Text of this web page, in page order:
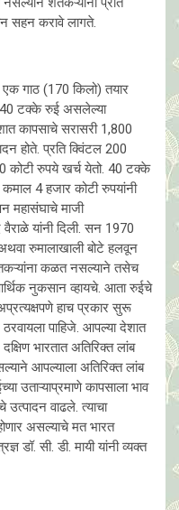
सहन करावे लागते.
गाठ (170 किलो) तयार
40 टक्के रुई असलेल्या
कापसाचे सरासरी 1,800
होते. प्रति क्विंटल 200
कोटी रुपये खर्च येतो. 40 टक्के
4 हजार कोटी रुपयांनी
महासंघाचे माजी
यांनी दिली. सन 1970
अथवा रुमालाखाली बोटे हलवून
कळत नसल्याने तसेच
नुकसान व्हायचे. आता रुईचे
हाच प्रकार सुरू
पाहिजे. आपल्या देशात
भारतात अतिरिक्त लांब
आपल्याला अतिरिक्त लांब
उताऱ्याप्रमाणे कापसाला भाव
उत्पादन वाढले. त्याचा
असल्याचे मत भारत
डॉ. सी. डी. मायी यांनी व्यक्त